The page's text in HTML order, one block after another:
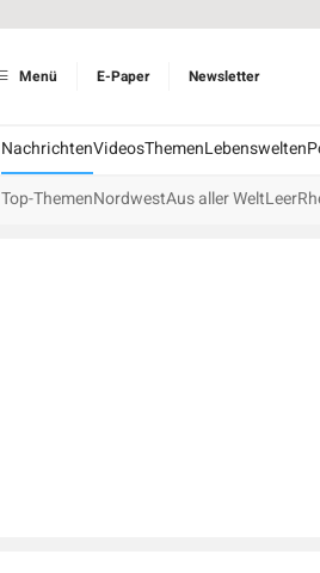
Menü E-Paper Newsletter
NachrichtenVideosThemenLebenswelten
Top-ThemenNordwestAus aller WeltLeer